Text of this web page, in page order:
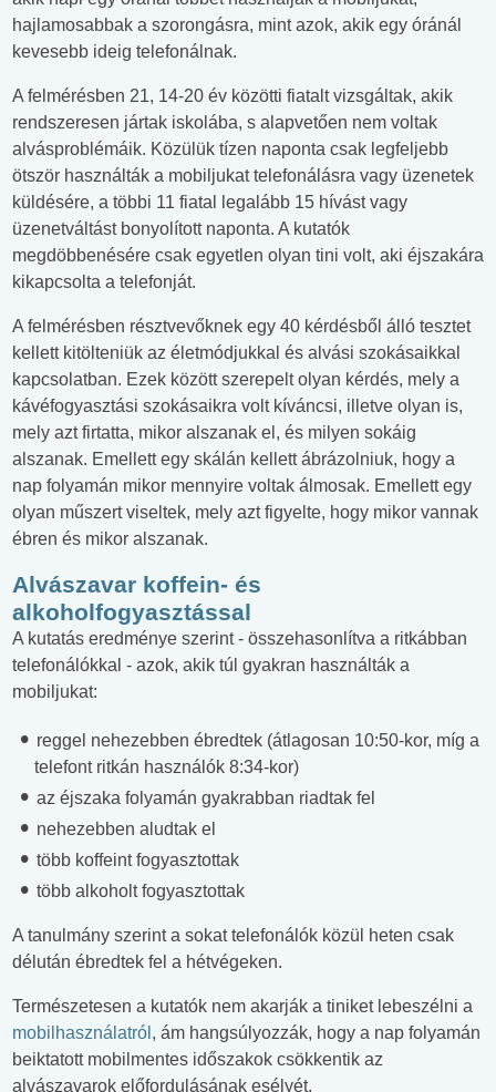
hajlamosabbak a szorongásra, mint azok, akik egy óránál
kevesebb ideig telefonálnak.
A felmérésben 21, 14-20 év közötti fiatalt vizsgáltak, akik
rendszeresen jártak iskolába, s alapvetően nem voltak
alvásproblémáik. Közülük tízen naponta csak legfeljebb
ötször használták a mobiljukat telefonálásra vagy üzenetek
küldésére, a többi 11 fiatal legalább 15 hívást vagy
üzenetváltást bonyolított naponta. A kutatók
megdöbbenésére csak egyetlen olyan tini volt, aki éjszakára
kikapcsolta a telefonját.
A felmérésben résztvevőknek egy 40 kérdésből álló tesztet
kellett kitölteniük az életmódjukkal és alvási szokásaikkal
kapcsolatban. Ezek között szerepelt olyan kérdés, mely a
kávéfogyasztási szokásaikra volt kíváncsi, illetve olyan is,
mely azt firtatta, mikor alszanak el, és milyen sokáig
alszanak. Emellett egy skálán kellett ábrázolniuk, hogy a
nap folyamán mikor mennyire voltak álmosak. Emellett egy
olyan műszert viseltek, mely azt figyelte, hogy mikor vannak
ébren és mikor alszanak.
Alvászavar koffein- és
alkoholfogyasztással
A kutatás eredménye szerint - összehasonlítva a ritkábban
telefonálókkal - azok, akik túl gyakran használták a
mobiljukat:
reggel nehezebben ébredtek (átlagosan 10:50-kor, míg a
telefont ritkán használók 8:34-kor)
az éjszaka folyamán gyakrabban riadtak fel
nehezebben aludtak el
több koffeint fogyasztottak
több alkoholt fogyasztottak
A tanulmány szerint a sokat telefonálók közül heten csak
délután ébredtek fel a hétvégeken.
Természetesen a kutatók nem akarják a tiniket lebeszélni a
mobilhasználatról , ám hangsúlyozzák, hogy a nap folyamán
beiktatott mobilmentes időszakok csökkentik az
alvászavarok előfordulásának esélyét.